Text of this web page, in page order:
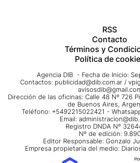
RSS
Contacto
Términos y
Política de
Agencia DIB - Fecha de Inicio:
Contactos: publicidad@dib.com.ar /
Dirección de las oficinas: Calle 48 Nº 726
de Buenos Aires,
Teléfono: +5492215022421 -
Email:
Registro DNDA Nº
Nº de edición:
Editor Responsable: Gonzalo
Empresa propietaria del medio: